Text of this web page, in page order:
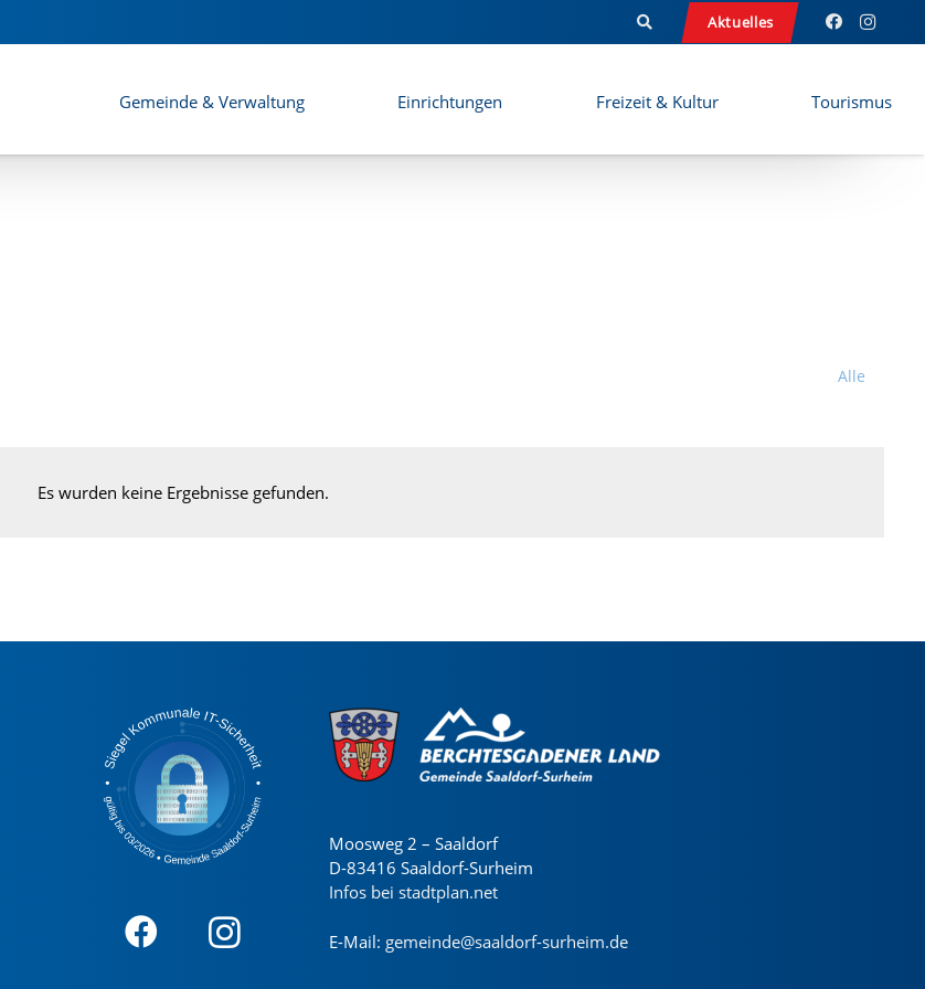
Aktuelles
Gemeinde & Verwaltung Einrichtungen Freizeit & Kultur Tourismus
Alle
Es wurden keine Ergebnisse gefunden.
Moosweg 2 – Saaldorf
D-83416 Saaldorf-Surheim
Infos bei stadtplan.net
E-Mail: gemeinde@saaldorf-surheim.de